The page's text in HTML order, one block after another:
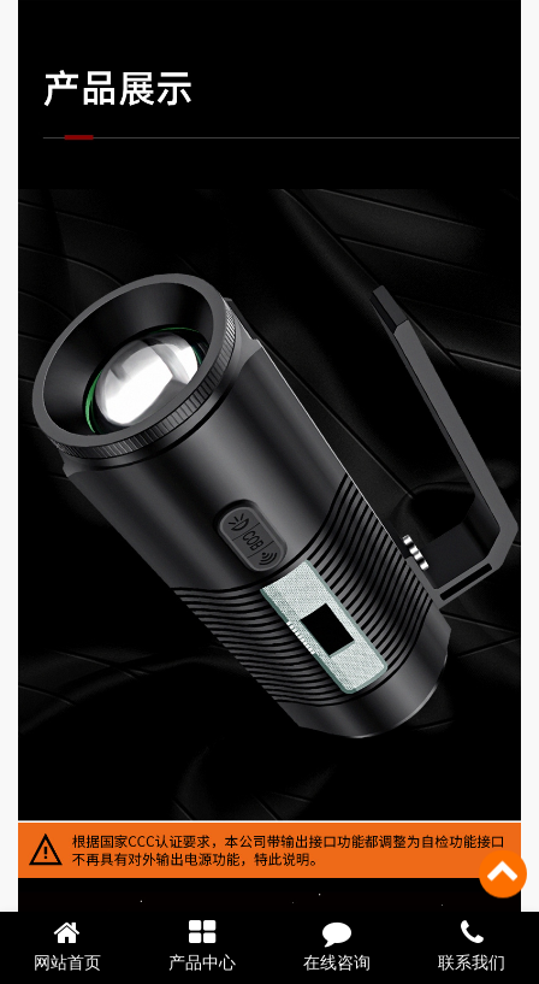
网站首页 产品中心 在线咨询 联系我们